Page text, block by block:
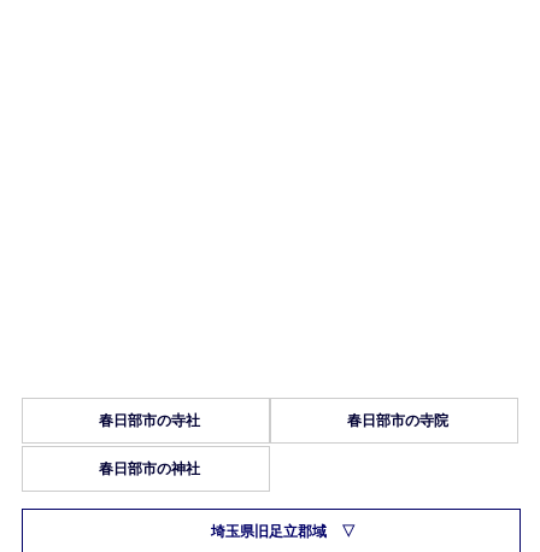
春日部市の寺社 春日部市の寺院
春日部市の神社
埼玉県旧足立郡域